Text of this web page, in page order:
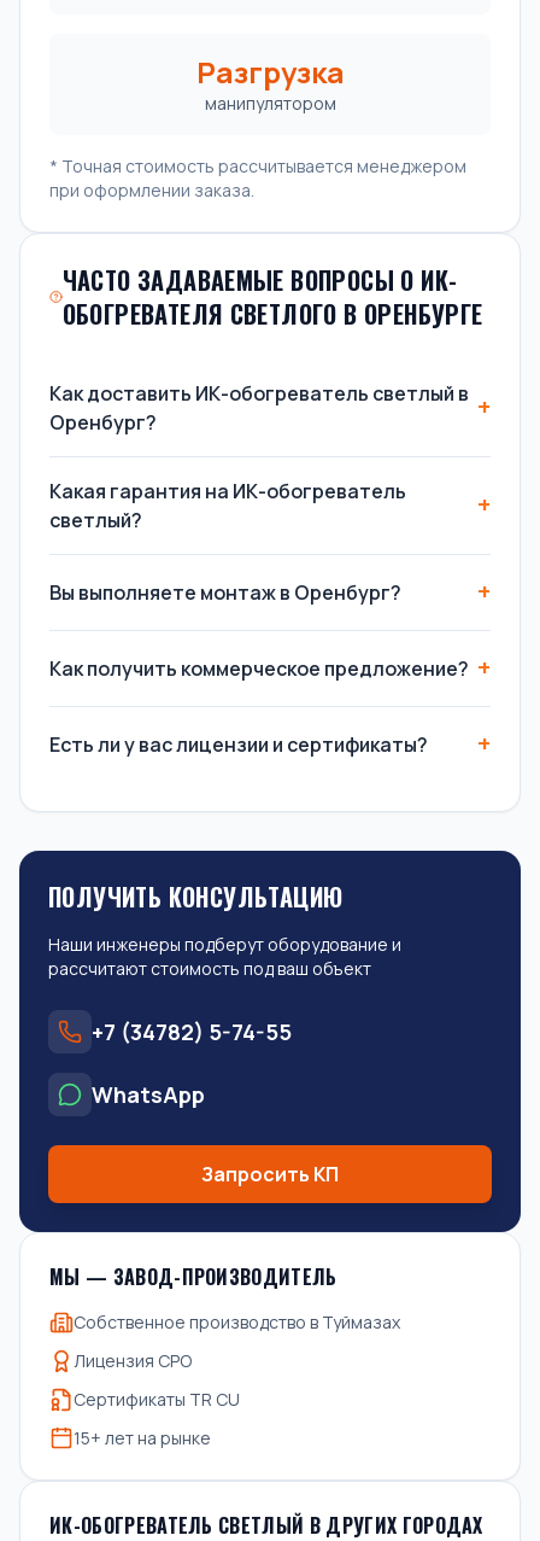
Разгрузка
манипулятором
* Точная стоимость рассчитывается менеджером
при оформлении заказа.
ЧАСТО ЗАДАВАЕМЫЕ ВОПРОСЫ О ИК-
ОБОГРЕВАТЕЛЯ СВЕТЛОГО В ОРЕНБУРГЕ
Как доставить ИК-обогреватель светлый в
Оренбург?
Какая гарантия на ИК-обогреватель
светлый?
Вы выполняете монтаж в Оренбург?
Как получить коммерческое предложение?
Есть ли у вас лицензии и сертификаты?
ПОЛУЧИТЬ КОНСУЛЬТАЦИЮ
Наши инженеры подберут оборудование и
рассчитают стоимость под ваш объект
+7 (34782) 5-74-55
WhatsApp
Запросить КП
МЫ — ЗАВОД-ПРОИЗВОДИТЕЛЬ
Собственное производство в Туймазах
Лицензия СРО
Сертификаты TR CU
15+ лет на рынке
ИК-ОБОГРЕВАТЕЛЬ СВЕТЛЫЙ В ДРУГИХ ГОРОДАХ